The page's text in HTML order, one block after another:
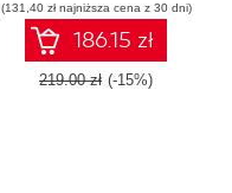
(131,40 zł najniższa cena z 30 dni)
186.15 zł
219.00 zł (-15%)